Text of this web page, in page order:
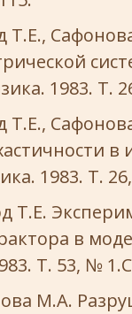
Т.Е.,
1983. Т.
Т.Е.,
1983. Т.
Т.Е.
в
Т. 53, №
М.А.